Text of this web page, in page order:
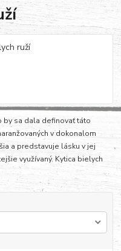
by sa dala definovať táto
v dokonalom
a predstavuje lásku v jej
využívaný. Kytica bielych